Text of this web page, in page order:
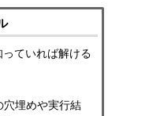
ていれば解ける
埋めや実行結